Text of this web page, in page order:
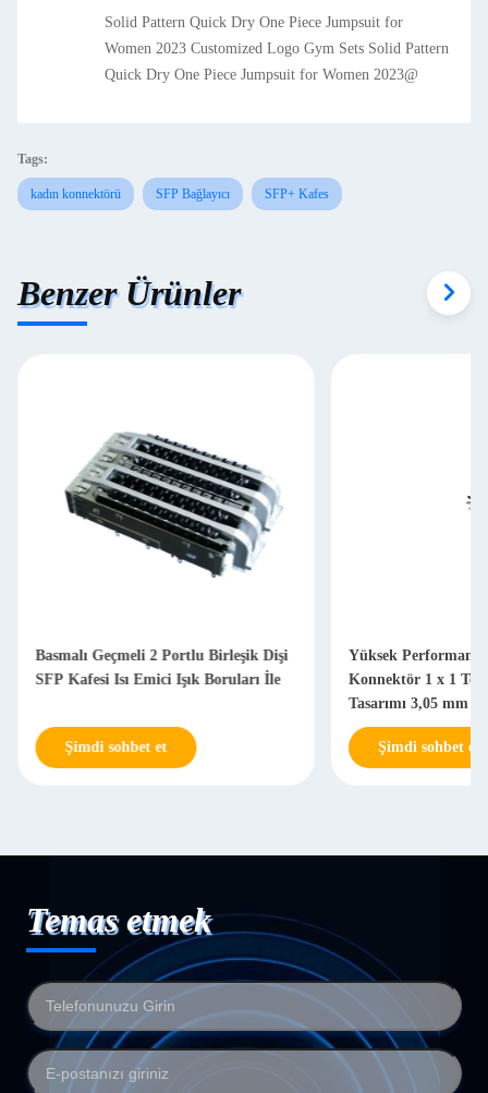
Solid Pattern Quick Dry One Piece Jumpsuit for
Women 2023 Customized Logo Gym Sets Solid Pattern
Quick Dry One Piece Jumpsuit for Women 2023@
Tags:
kadın konnektörü SFP Bağlayıcı SFP+ Kafes
Benzer Ürünler
Basmalı Geçmeli 2 Portlu Birleşik Dişi
SFP Kafesi Isı Emici Işık Boruları İle
Şimdi sohbet et
Yüksek
Konnektör 1 x 1
Tasarımı 3,05 mm
Şimdi sohbet et
Temas etmek